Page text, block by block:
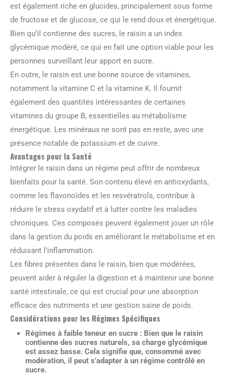
est également riche en glucides, principalement sous forme
de fructose et de glucose, ce qui le rend doux et énergétique.
Bien qu’il contienne des sucres, le raisin a un index
glycémique modéré, ce qui en fait une option viable pour les
personnes surveillant leur apport en sucre.
En outre, le raisin est une bonne source de vitamines,
notamment la vitamine C et la vitamine K. Il fournit
également des quantités intéressantes de certaines
vitamines du groupe B, essentielles au métabolisme
énergétique. Les minéraux ne sont pas en reste, avec une
présence notable de potassium et de cuivre.
Avantages pour la Santé
Intégrer le raisin dans un régime peut offrir de nombreux
bienfaits pour la santé. Son contenu élevé en antioxydants,
comme les flavonoïdes et les resvératrols, contribue à
réduire le stress oxydatif et à lutter contre les maladies
chroniques. Ces composés peuvent également jouer un rôle
dans la gestion du poids en améliorant le métabolisme et en
réduisant l’inflammation.
Les fibres présentes dans le raisin, bien que modérées,
peuvent aider à réguler la digestion et à maintenir une bonne
santé intestinale, ce qui est crucial pour une absorption
efficace des nutriments et une gestion saine de poids.
Considérations pour les Régimes Spécifiques
Régimes à faible teneur en sucre : Bien que le raisin
contienne des sucres naturels, sa charge glycémique
est assez basse. Cela signifie que, consommé avec
modération, il peut s’adapter à un régime contrôlé en
sucre.